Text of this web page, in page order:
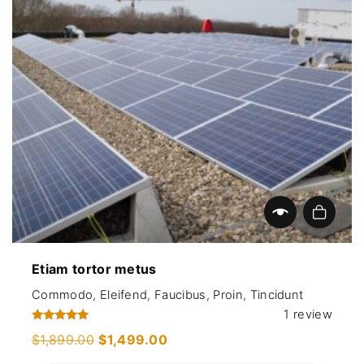
2
6
9
0
0
.
4
9
9
.
0
0
.
Etiam tortor metus
Commodo, Eleifend, Faucibus, Proin, Tincidunt
5.00
1 review
$1,899.00 O
r
$1,499.00C